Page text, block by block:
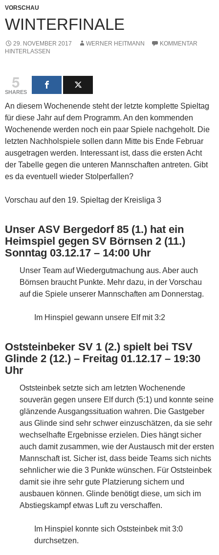
VORSCHAU
WINTERFINALE
29. NOVEMBER 2017 WERNER HEITMANN
KOMMENTAR
HINTERLASSEN
5
SHARES
An diesem Wochenende steht der letzte komplette Spieltag
für diese Jahr auf dem Programm. An den kommenden
Wochenende werden noch ein paar Spiele nachgeholt. Die
letzten Nachholspiele sollen dann Mitte bis Ende Februar
ausgetragen werden. Interessant ist, dass die ersten Acht
der Tabelle gegen die unteren Mannschaften antreten. Gibt
es da eventuell wieder Stolperfallen?
Vorschau auf den 19. Spieltag der Kreisliga 3
Unser ASV Bergedorf 85 (1.) hat ein
Heimspiel gegen SV Börnsen 2 (11.)
Sonntag 03.12.17 – 14:00 Uhr
Unser Team auf Wiedergutmachung aus. Aber auch
Börnsen braucht Punkte. Mehr dazu, in der Vorschau
auf die Spiele unserer Mannschaften am Donnerstag.
Im Hinspiel gewann unsere Elf mit 3:2
Oststeinbeker SV 1 (2.) spielt bei TSV
Glinde 2 (12.) – Freitag 01.12.17 – 19:30
Uhr
Oststeinbek setzte sich am letzten Wochenende
souverän gegen unsere Elf durch (5:1) und konnte seine
glänzende Ausgangssituation wahren. Die Gastgeber
aus Glinde sind sehr schwer einzuschätzen, da sie sehr
wechselhafte Ergebnisse erzielen. Dies hängt sicher
auch damit zusammen, wie der Austausch mit der ersten
Mannschaft ist. Sicher ist, dass beide Teams sich nichts
sehnlicher wie die 3 Punkte wünschen. Für Oststeinbek
damit sie ihre sehr gute Platzierung sichern und
ausbauen können. Glinde benötigt diese, um sich im
Abstiegskampf etwas Luft zu verschaffen.
Im Hinspiel konnte sich Oststeinbek mit 3:0
durchsetzen.